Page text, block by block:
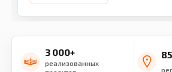
3 000+
реализованных
85